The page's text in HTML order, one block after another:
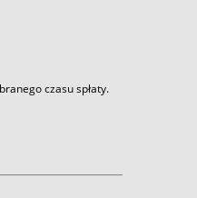
czasu spłaty.